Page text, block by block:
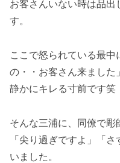
お客さんいない時は品出
す。
ここで怒られている最
の・・お客さん来ました
静かにキレる寸前です笑
そんな三浦に、同僚で
「尖り過ぎですよ」「
いました。